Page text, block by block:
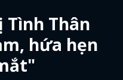
Tình Thân
hứa hẹn